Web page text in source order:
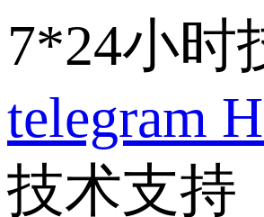
7*24小时
telegram
技术支持